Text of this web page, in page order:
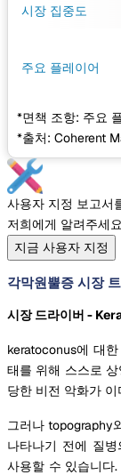
시장 집중도
주요 플레이어
*면책 조항: 주요
*출처: Coherent
사용자 지정 보고서
저희에게 알려주세
지금 사용자 지정
각막원뿔증 시장
시장 드라이버 -
keratoconus에 대
태를 위해 스스로
당한 비전 악화가
그러나 topography
나타나기 전에 질
사용할 수 있습니다